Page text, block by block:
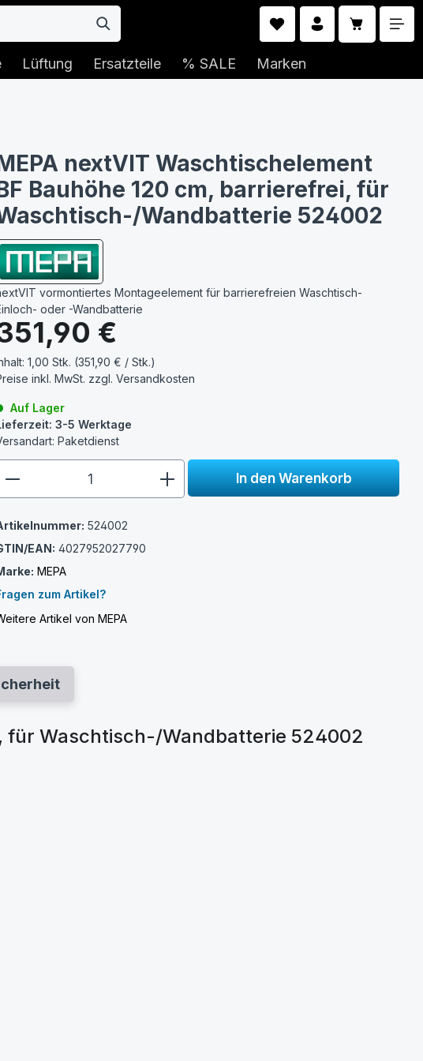
Lüftung Ersatzteile % SALE Marken
nextVIT Waschtischelement
Bauhöhe 120 cm, barrierefrei, für
Wandbatterie 524002
vormontiertes Montageelement für barrierefreien Waschtisch-
oder -Wandbatterie
€
1,00 Stk. (351,90 € / Stk.)
inkl. MwSt. zzgl.Versandkosten
Auf Lager
3-5 Werktage
Paketdienst
In den Warenkorb
524002
EAN: 4027952027790
MEPA
zum Artikel?
Artikel von MEPA
für Waschtisch-/Wandbatterie 524002